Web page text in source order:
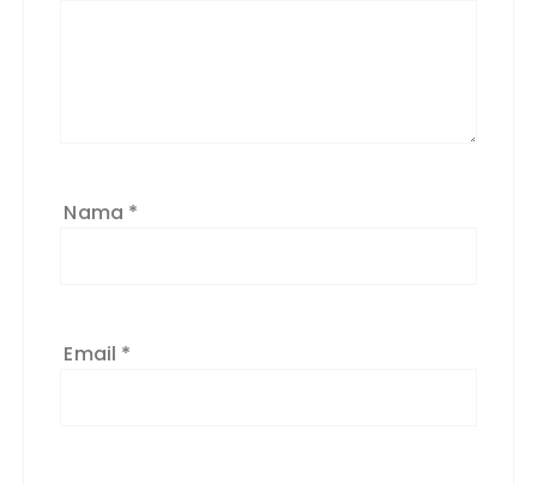
Nama *
Email *